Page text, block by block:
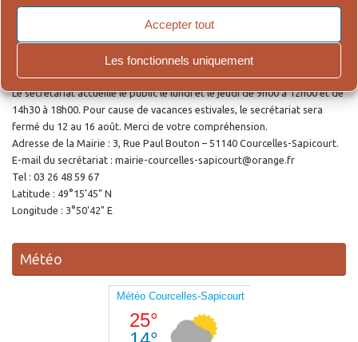
Accepter tout
Les fonctionnels uniquement
Mariage et Décès.
Ouverture de la Mairie
Le secrétariat accueille le public le lundi et le jeudi de 9h00 à 12h00 et de
14h30 à 18h00. Pour cause de vacances estivales, le secrétariat sera
fermé du 12 au 16 août. Merci de votre compréhension.
Adresse de la Mairie : 3, Rue Paul Bouton – 51140 Courcelles-Sapicourt.
E-mail du secrétariat : mairie-courcelles-sapicourt@orange.fr
Tel : 03 26 48 59 67
Latitude : 49°15'45" N
Longitude : 3°50'42" E
Météo